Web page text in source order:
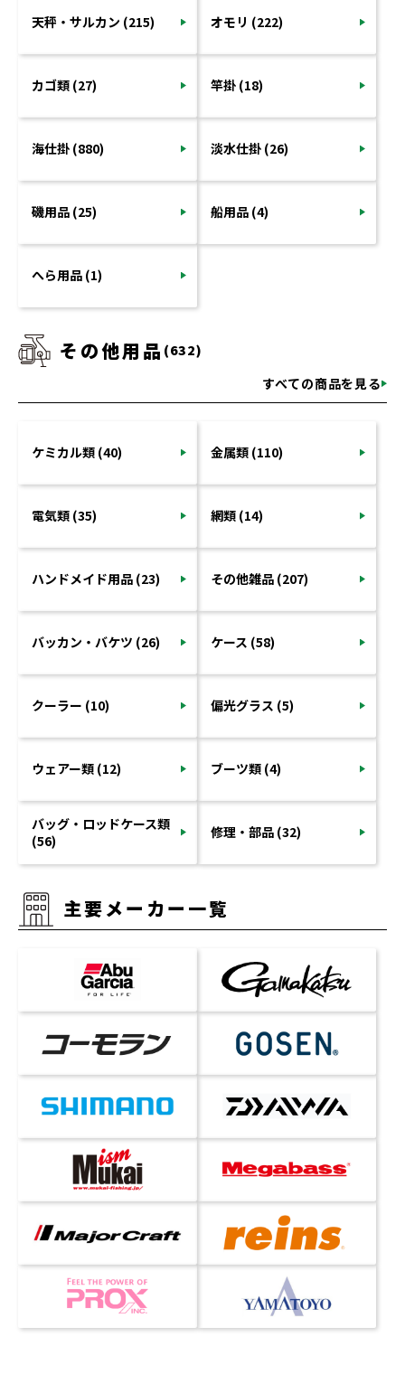
天秤・サルカン (215) オモリ (222)
カゴ類 (27) 竿掛 (18)
海仕掛 (880) 淡水仕掛 (26)
磯用品 (25) 船用品 (4)
へら用品 (1)
その他用品 (632)
すべての商品を見る
ケミカル類 (40) 金属類 (110)
電気類 (35) 網類 (14)
ハンドメイド用品 (23) その他雑品 (207)
バッカン・バケツ (26) ケース (58)
クーラー (10) 偏光グラス (5)
ウェアー類 (12) ブーツ類 (4)
バッグ・ロッドケース類
(56)
修理・部品 (32)
主要メーカー一覧